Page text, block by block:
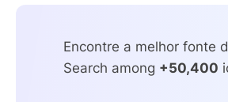
Encontre a melhor fonte
Search among +50,400